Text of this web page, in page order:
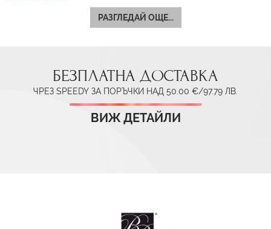
РАЗГЛЕДАЙ ОЩЕ...
БЕЗПЛАТНА ДОСТАВКА
ЧРЕЗ SPEEDY ЗА ПОРЪЧКИ НАД 50.00 €/97.79 ЛВ.
ВИЖ ДЕТАЙЛИ